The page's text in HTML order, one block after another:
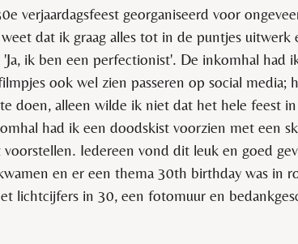
verjaardagsfeest georganiseerd voor
dat ik graag alles tot in de puntjes uitwerk
'Ja, ik ben een perfectionist'. De inkomhal had
ook wel zien passeren op social media;
doen, alleen wilde ik niet dat het hele feest
had ik een doodskist voorzien met een
Iedereen vond dit leuk en goed
en er een thema 30th birthday was in
lichtcijfers in 30, een fotomuur en